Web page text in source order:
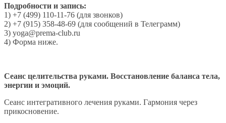
Подробности и запись:
1) +7 (499) 110-11-76 (для звонков)
2) +7 (915) 358-48-69 (для сообщений в Телеграмм)
3) yoga@prema-club.ru
4) Форма ниже.
Сеанс целительства руками. Восстановление баланса тела,
энергии и эмоций.
Сеанс интегративного лечения руками. Гармония через
прикосновение.